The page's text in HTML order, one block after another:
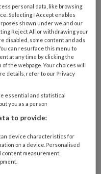
de mondiale
De effecten van
zoals
uitputting van
biodiversiteit, en
zijn van fossiele
en
en
en oceanen. Al
meetbaar negatief
de
personal data, like browsing
Selecting I Accept enables
shown under we and our
Reject All or withdrawing your
disabled, some content and ads
can resurface this menu to
at any time by clicking the
the webpage. Your choices will
details, refer to our Privacy
essential and statistical
you as a person
to provide:
device characteristics for
on a device. Personalised
measurement,